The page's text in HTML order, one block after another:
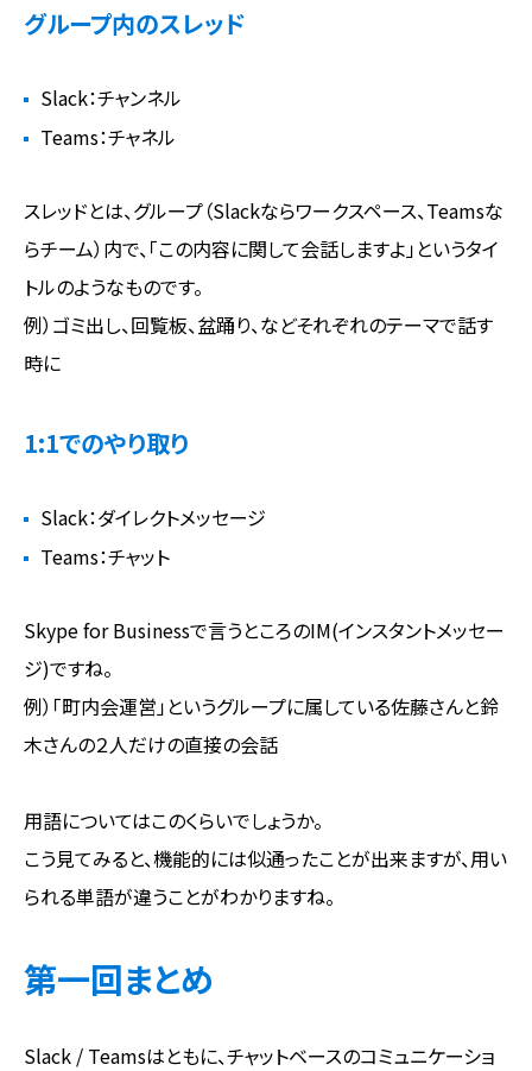
グループ内のスレッド
Slack：チャンネル
Teams：チャネル
スレッドとは、グループ（Slackならワークスペース、Teamsな
らチーム）内で、「この内容に関して会話しますよ」というタイ
トルのようなものです。
例）ゴミ出し、回覧板、盆踊り、などそれぞれのテーマで話す
時に
1:1でのやり取り
Slack：ダイレクトメッセージ
Teams：チャット
Skype for Businessで言うところのIM(インスタントメッセー
ジ)ですね。
例）「町内会運営」というグループに属している佐藤さんと鈴
木さんの２人だけの直接の会話
用語についてはこのくらいでしょうか。
こう見てみると、機能的には似通ったことが出来ますが、用い
られる単語が違うことがわかりますね。
第一回まとめ
Slack / Teamsはともに、チャットベースのコミュニケーショ